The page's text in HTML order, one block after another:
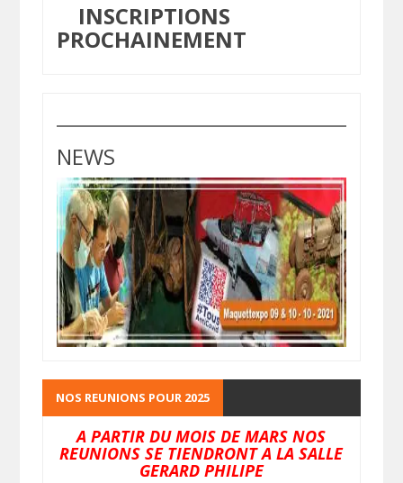
INSCRIPTIONS
PROCHAINEMENT
NEWS
NOS REUNIONS POUR 2025
A PARTIR DU MOIS DE MARS NOS
REUNIONS SE TIENDRONT A LA SALLE
GERARD PHILIPE